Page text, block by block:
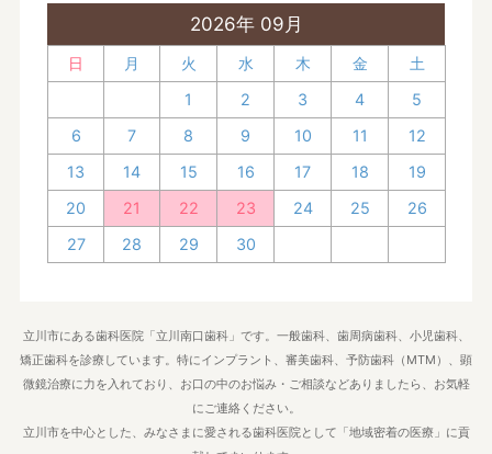
2026年 09月
日 月 火 水 木 金
土
1
2 3 4
5
6
7 8 9 10 11
12
13
14 15 16 17 18
19
20
21 22 23 24 25
26
27
28 29 30
立川市にある歯科医院「立川南口歯科」です。一般歯科、歯周病歯科、小児歯科、
矯正歯科を診療しています。特にインプラント、審美歯科、予防歯科（MTM）、顕
微鏡治療に力を入れており、お口の中のお悩み・ご相談などありましたら、お気軽
にご連絡ください。
立川市を中心とした、みなさまに愛される歯科医院として「地域密着の医療」に貢